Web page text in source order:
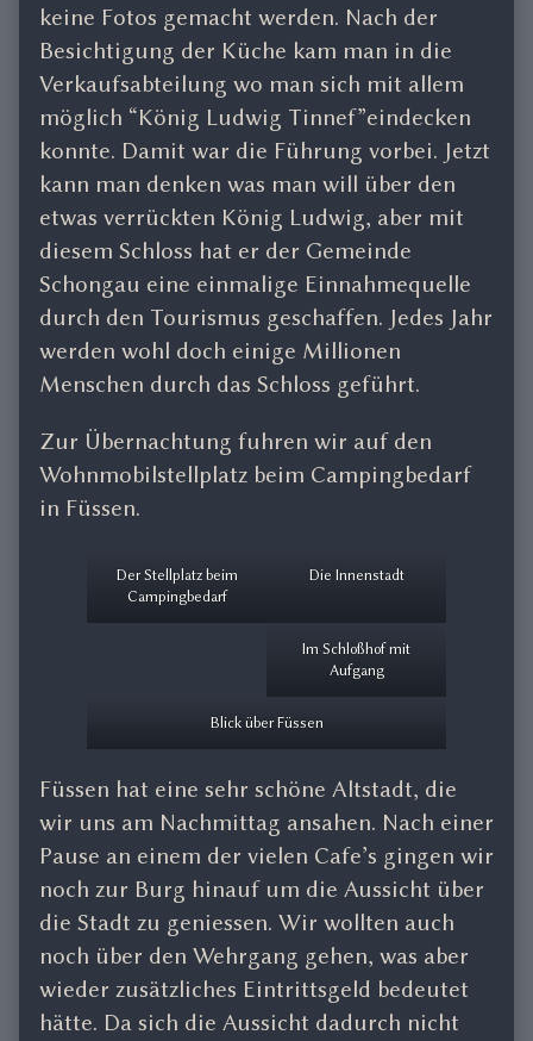
keine Fotos gemacht werden. Nach der
Besichtigung der Küche kam man in die
Verkaufsabteilung wo man sich mit allem
möglich “König Ludwig Tinnef”eindecken
konnte. Damit war die Führung vorbei. Jetzt
kann man denken was man will über den
etwas verrückten König Ludwig, aber mit
diesem Schloss hat er der Gemeinde
Schongau eine einmalige Einnahmequelle
durch den Tourismus geschaffen. Jedes Jahr
werden wohl doch einige Millionen
Menschen durch das Schloss geführt.
Zur Übernachtung fuhren wir auf den
Wohnmobilstellplatz beim Campingbedarf
in Füssen.
Der Stellplatz beim
Campingbedarf
Die Innenstadt
Im Schloßhof mit
Aufgang
Blick über Füssen
Füssen hat eine sehr schöne Altstadt, die
wir uns am Nachmittag ansahen. Nach einer
Pause an einem der vielen Cafe’s gingen wir
noch zur Burg hinauf um die Aussicht über
die Stadt zu geniessen. Wir wollten auch
noch über den Wehrgang gehen, was aber
wieder zusätzliches Eintrittsgeld bedeutet
hätte. Da sich die Aussicht dadurch nicht